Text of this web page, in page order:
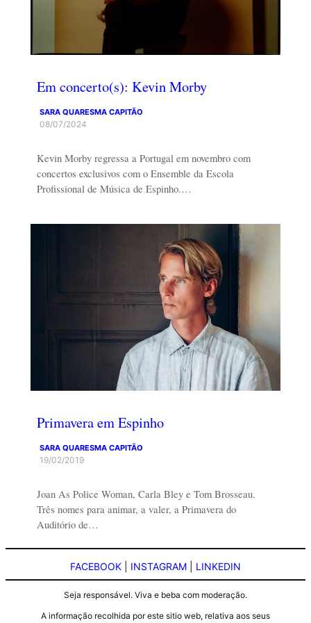
Em concerto(s): Kevin Morby
SARA QUARESMA CAPITÃO
08/07/2024
Kevin Morby regressa a Portugal em novembro com
concertos exclusivos com o Ensemble da Escola
Profissional de Música de Espinho.…
Primavera em Espinho
SARA QUARESMA CAPITÃO
19/02/2019
Joan As Police Woman, Carla Bley e Tom Brosseau.
Três nomes para animar, a valer, a Primavera do
Auditório de…
FACEBOOK INSTAGRAM LINKEDIN
Seja responsável. Viva e beba com moderação.
A informação recolhida por este sitio web, relativa aos seus